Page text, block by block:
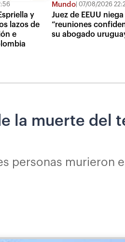
y
lazos de
e
Mundo 07/08/2026
Juez de EEUU
“reuniones
su abogado
la muerte del
personas murieron